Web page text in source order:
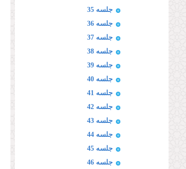
جلسه 35
جلسه 36
جلسه 37
جلسه 38
جلسه 39
جلسه 40
جلسه 41
جلسه 42
جلسه 43
جلسه 44
جلسه 45
جلسه 46